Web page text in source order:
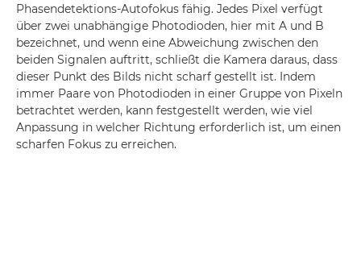
Phasendetektions-Autofokus fähig. Jedes Pixel verfügt
über zwei unabhängige Photodioden, hier mit A und B
bezeichnet, und wenn eine Abweichung zwischen den
beiden Signalen auftritt, schließt die Kamera daraus, dass
dieser Punkt des Bilds nicht scharf gestellt ist. Indem
immer Paare von Photodioden in einer Gruppe von Pixeln
betrachtet werden, kann festgestellt werden, wie viel
Anpassung in welcher Richtung erforderlich ist, um einen
scharfen Fokus zu erreichen.